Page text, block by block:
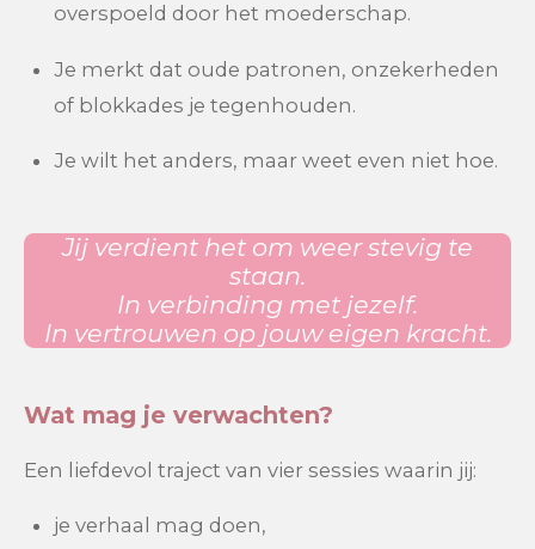
overspoeld door het moederschap.
Je merkt dat oude patronen, onzekerheden
of blokkades je tegenhouden.
Je wilt het anders, maar weet even niet hoe.
Jij verdient het om weer stevig te
staan.
In verbinding met jezelf.
In vertrouwen op jouw eigen kracht.
Wat mag je verwachten?
Een liefdevol traject van vier sessies waarin jij:
je verhaal mag doen,